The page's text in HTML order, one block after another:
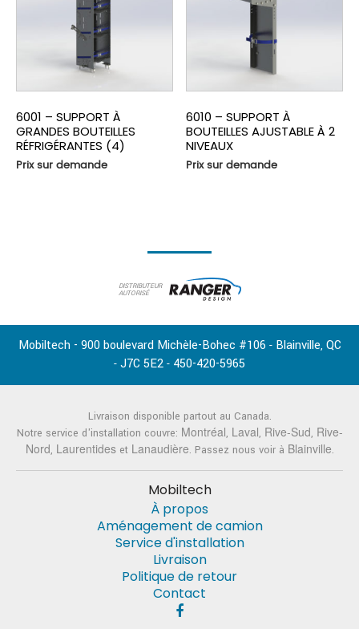
6001 – SUPPORT À
GRANDES BOUTEILLES
RÉFRIGÉRANTES (4)
Prix sur demande
6010 – SUPPORT À
BOUTEILLES AJUSTABLE À 2
NIVEAUX
Prix sur demande
DISTRIBUTEUR
AUTORISÉ
Mobiltech - 900 boulevard Michèle-Bohec #106 - Blainville, QC
- J7C 5E2 - 450-420-5965
Livraison disponible partout au Canada.
Notre service d'installation couvre: Montréal, Laval, Rive-Sud, Rive-
Nord, Laurentideset Lanaudière. Passez nous voir à Blainville.
Mobiltech
À propos
Aménagement de camion
Service d'installation
Livraison
Politique de retour
Contact